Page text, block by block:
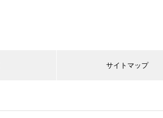
サイトマップ